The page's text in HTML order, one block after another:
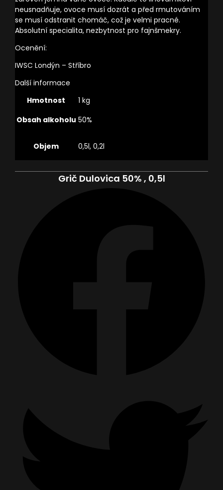
neusnadňuje, ovoce musí dozrát a před rmutováním
se musí odstranit chomáč, což je velmi pracné.
Absolutní specialita, nezbytnost pro fajnšmekry.
Ocenění:
IWSC Londýn – Stříbro
Další informace
Hmotnost
1 kg
Obsah alkoholu 50%
Objem 0,5l, 0,2l
Grič Dulovica 50% , 0,5l